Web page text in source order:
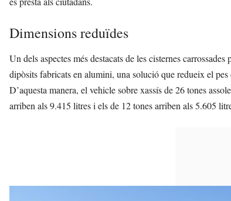
Dimensions reduïdes
Un dels aspectes més destacats de les cisternes
dipòsits fabricats en alumini, una solució que redueix el
D’aquesta manera, el vehicle sobre xassís de 26 tones
arriben als 9.415 litres i els de 12 tones arriben als 5.605